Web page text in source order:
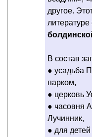
другое.
В состав
● усадьба
парком,
● церковь
● часовня
Лучинник,
● для